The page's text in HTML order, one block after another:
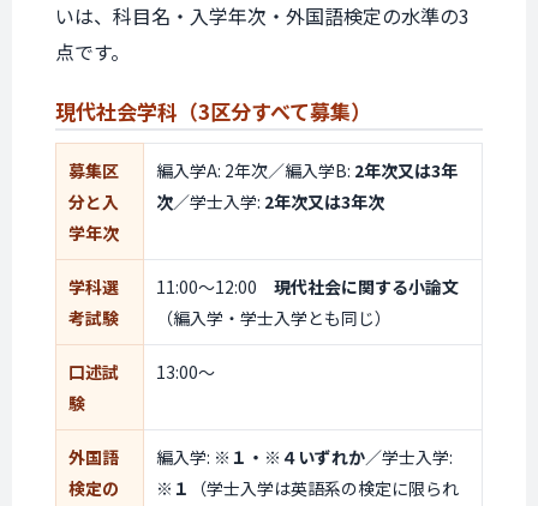
いは、科目名・入学年次・外国語検定の水準の3
点です。
現代社会学科 （3区分すべて募集）
募集区
分と入
学年次
編入学A: 2年次／編入学B: 2年次又は3年
次／学士入学: 2年次又は3年次
学科選
考試験
11:00〜12:00 現代社会に関する小論文
（編入学・学士入学とも同じ）
口述試
験
13:00〜
外国語
検定の
編入学: ※１・※４いずれか／学士入学:
※１
（学士入学は英語系の検定に限られ